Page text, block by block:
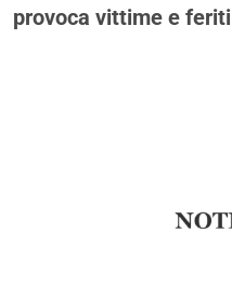
provoca vittime e feriti